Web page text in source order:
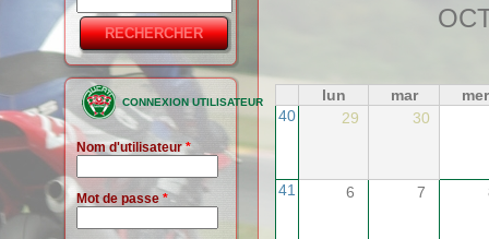
Formulaire
de
recherche
CONNEXION UTILISATEUR
Nom d'utilisateur*
Mot de passe *
lun mar
mer
40
29 30
41 6 7